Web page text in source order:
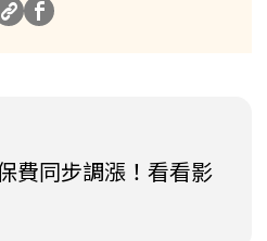
費同步調漲！看看影